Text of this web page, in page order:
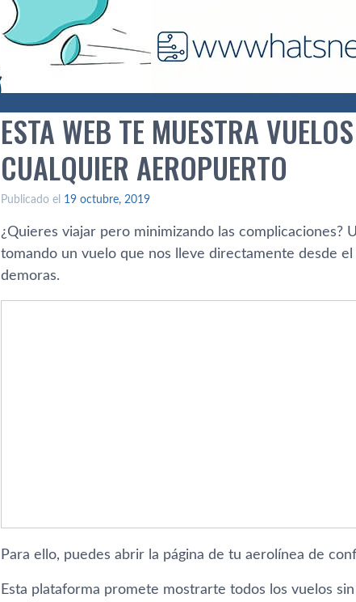
ESTA WEB TE MUESTRA
CUALQUIER AEROPUERTO
Publicado el 19 octubre, 2019
¿Quieres viajar pero minimizando las complicaciones?
tomando un vuelo que nos lleve directamente desde
demoras.
Para ello, puedes abrir la página de tu aerolínea de
Esta plataforma promete mostrarte todos los vuelos